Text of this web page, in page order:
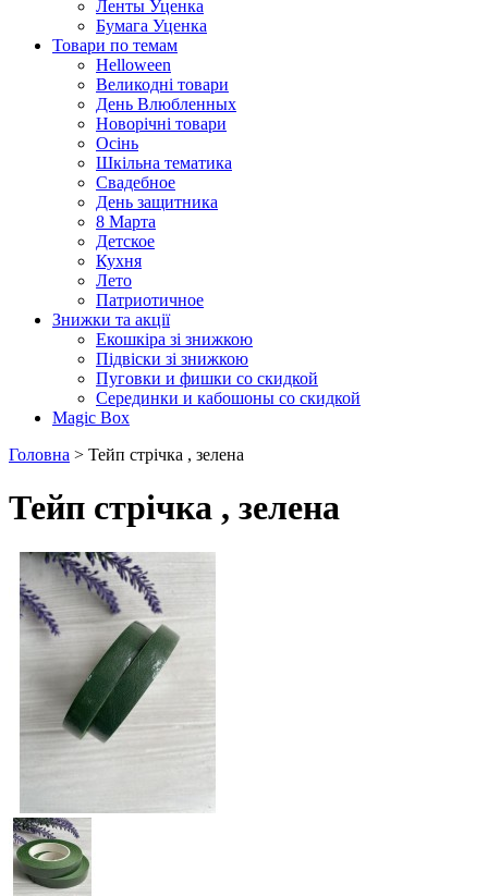
Ленты Уценка
Бумага Уценка
Товари по темам
Helloween
Великодні товари
День Влюбленных
Новорічні товари
Осінь
Шкільна тематика
Свадебное
День защитника
8 Марта
Детское
Кухня
Лето
Патриотичное
Знижки та акції
Екошкіра зі знижкою
Підвіски зі знижкою
Пуговки и фишки со скидкой
Серединки и кабошоны со скидкой
Magic Box
Головна > Тейп стрічка , зелена
Тейп стрічка , зелена